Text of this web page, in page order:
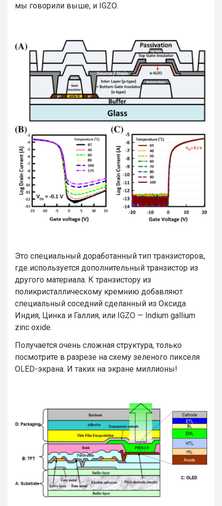
мы говорили выше, и IGZO.
Это специальный доработанный тип транзисторов,
где используется дополнительный транзистор из
другого материала. К транзистору из
поликристаллическому кремнию добавляют
специальный соседний сделанный из Оксида
Индия, Цинка и Галлия, или IGZO — Indium gallium
zinc oxide.
Получается очень сложная структура, только
посмотрите в разрезе на схему зеленого пикселя
OLED-экрана. И таких на экране миллионы!